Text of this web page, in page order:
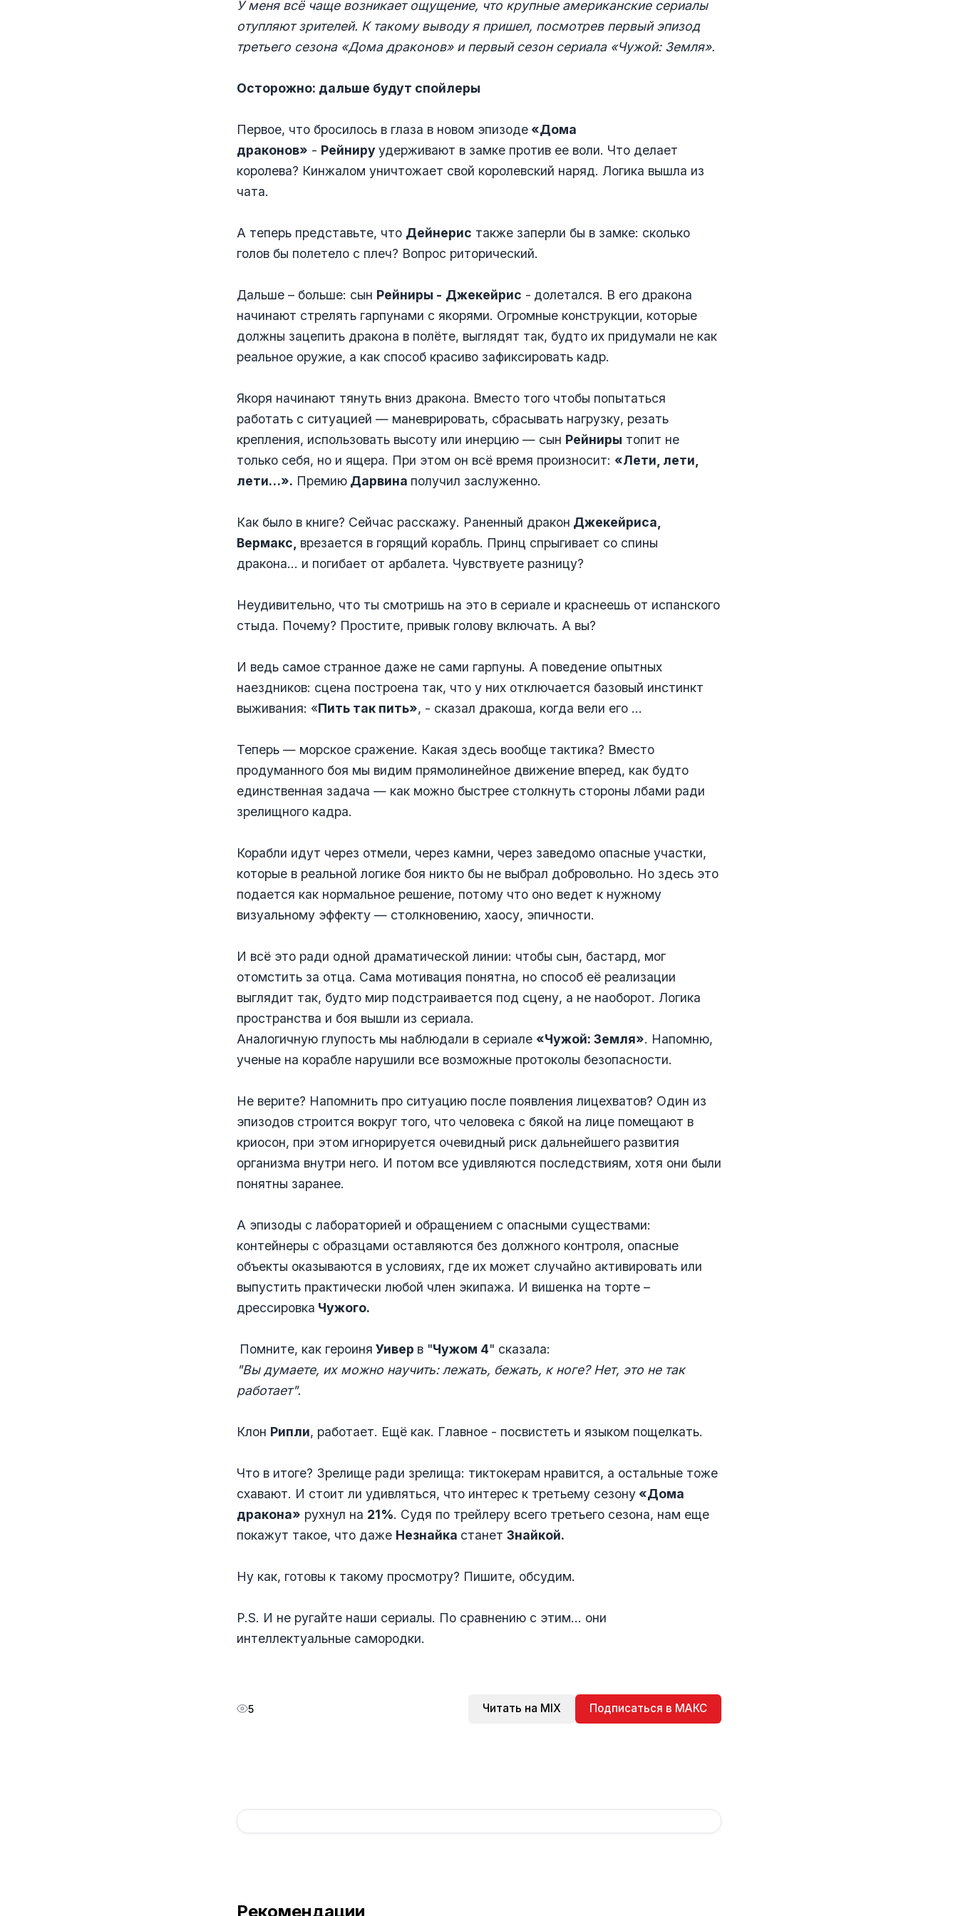
У меня всё чаще возникает ощущение, что крупные американские сериалы
отупляют зрителей. К такому выводу я пришел, посмотрев первый эпизод
третьего сезона «Дома драконов» и первый сезон сериала «Чужой: Земля».
Осторожно: дальше будут спойлеры
Первое, что бросилось в глаза в новом эпизоде «Дома
драконов» - Рейнируудерживают в замке против ее воли. Что делает
королева? Кинжалом уничтожает свой королевский наряд. Логика вышла из
чата.
А теперь представьте, что Дейнерис также заперли бы в замке: сколько
голов бы полетело с плеч? Вопрос риторический.
Дальше – больше: сын Рейниры - Джекейрис - долетался. В его дракона
начинают стрелять гарпунами с якорями. Огромные конструкции, которые
должны зацепить дракона в полёте, выглядят так, будто их придумали не как
реальное оружие, а как способ красиво зафиксировать кадр.
Якоря начинают тянуть вниз дракона. Вместо того чтобы попытаться
работать с ситуацией — маневрировать, сбрасывать нагрузку, резать
крепления, использовать высоту или инерцию — сын Рейниры топит не
только себя, но и ящера. При этом он всё время произносит: «Лети, лети,
лети…». Премию Дарвина получил заслуженно.
Как было в книге? Сейчас расскажу. Раненный дракон Джекейриса,
Вермакс, врезается в горящий корабль. Принц спрыгивает со спины
дракона… и погибает от арбалета. Чувствуете разницу?
Неудивительно, что ты смотришь на это в сериале и краснеешь от испанского
стыда. Почему? Простите, привык голову включать. А вы?
И ведь самое странное даже не сами гарпуны. А поведение опытных
наездников: сцена построена так, что у них отключается базовый инстинкт
выживания: «Пить так пить», - сказал дракоша, когда вели его …
Теперь — морское сражение. Какая здесь вообще тактика? Вместо
продуманного боя мы видим прямолинейное движение вперед, как будто
единственная задача — как можно быстрее столкнуть стороны лбами ради
зрелищного кадра.
Корабли идут через отмели, через камни, через заведомо опасные участки,
которые в реальной логике боя никто бы не выбрал добровольно. Но здесь это
подается как нормальное решение, потому что оно ведет к нужному
визуальному эффекту — столкновению, хаосу, эпичности.
И всё это ради одной драматической линии: чтобы сын, бастард, мог
отомстить за отца. Сама мотивация понятна, но способ её реализации
выглядит так, будто мир подстраивается под сцену, а не наоборот. Логика
пространства и боя вышли из сериала.
Аналогичную глупость мы наблюдали в сериале «Чужой: Земля». Напомню,
ученые на корабле нарушили все возможные протоколы безопасности.
Не верите? Напомнить про ситуацию после появления лицехватов? Один из
эпизодов строится вокруг того, что человека с бякой на лице помещают в
криосон, при этом игнорируется очевидный риск дальнейшего развития
организма внутри него. И потом все удивляются последствиям, хотя они были
понятны заранее.
А эпизоды с лабораторией и обращением с опасными существами:
контейнеры с образцами оставляются без должного контроля, опасные
объекты оказываются в условиях, где их может случайно активировать или
выпустить практически любой член экипажа. И вишенка на торте –
дрессировка Чужого.
Помните, как героиня Уивер в "Чужом 4" сказала:
"Вы думаете, их можно научить: лежать, бежать, к ноге? Нет, это не так
работает".
Клон Рипли, работает. Ещё как. Главное - посвистеть и языком пощелкать.
Что в итоге? Зрелище ради зрелища: тиктокерам нравится, а остальные тоже
схавают. И стоит ли удивляться, что интерес к третьему сезону «Дома
дракона» рухнул на 21%. Судя по трейлеру всего третьего сезона, нам еще
покажут такое, что даже Незнайка станет Знайкой.
Ну как, готовы к такому просмотру? Пишите, обсудим.
P.S. И не ругайте наши сериалы. По сравнению с этим... они
интеллектуальные самородки.
5 Читать на MIX Подписаться в МАКС
Рекомендации